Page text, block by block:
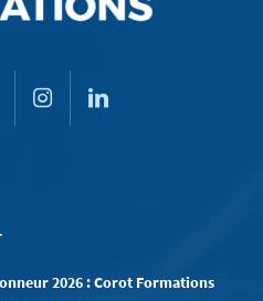
2026 : Corot Formations